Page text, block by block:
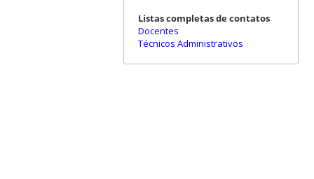
Listas completas de contatos
Docentes
Técnicos Administrativos